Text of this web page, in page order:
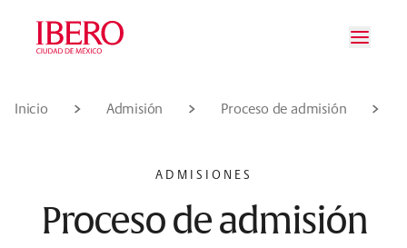
Saltar al contenido principal
Saltar a la navegación principal
Saltar al pie de página
Inicio Admisión Proceso de admisión
ADMISIONES
Proceso de admisión